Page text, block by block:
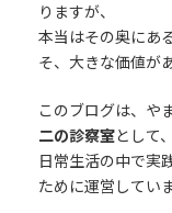
りますが、
本当はその奥にあ
そ、大きな価値が
このブログは、や
二の診察室として、
日常生活の中で実
ために運営してい